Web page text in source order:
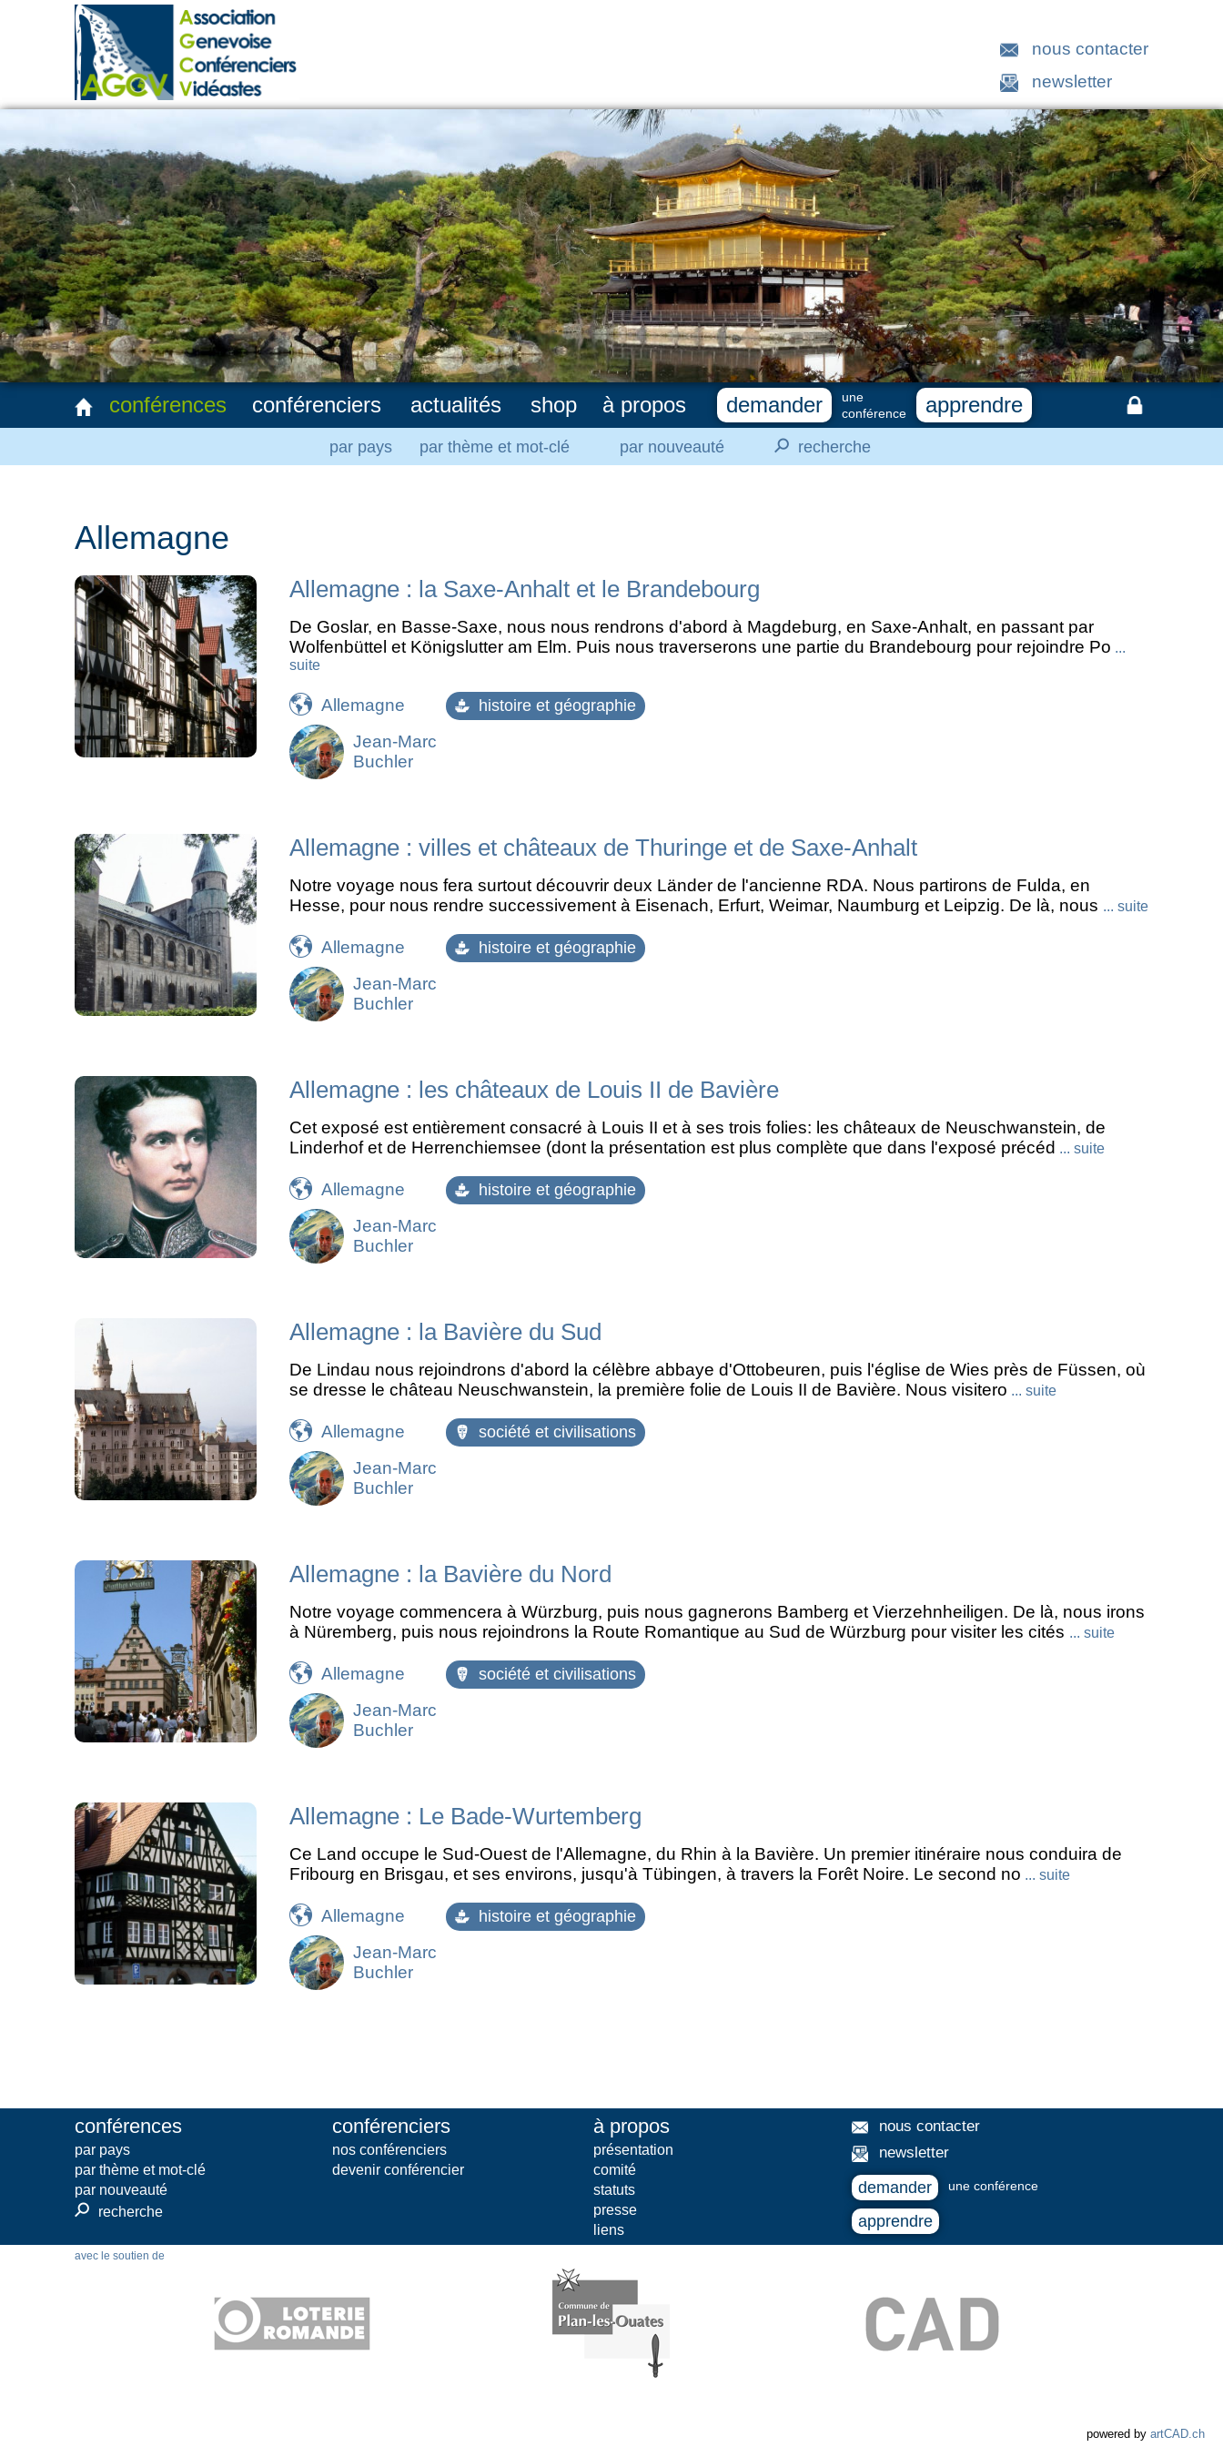
nous contacter
newsletter
conférences
par pays par thème et mot-clé par nouveauté ⚲ recherche
conférenciers actualités shop à propos demander
une
conférence
apprendre
Allemagne
Allemagne : la Saxe-Anhalt et le Brandebourg
De Goslar, en Basse-Saxe, nous nous rendrons d'abord à Magdeburg, en Saxe-Anhalt, en passant par
Wolfenbüttel et Königslutter am Elm. Puis nous traverserons une partie du Brandebourg pour rejoindre Po ...
suite
Allemagne histoire et géographie
Jean-Marc
Buchler
Allemagne : villes et châteaux de Thuringe et de Saxe-Anhalt
Notre voyage nous fera surtout découvrir deux Länder de l'ancienne RDA. Nous partirons de Fulda, en
Hesse, pour nous rendre successivement à Eisenach, Erfurt, Weimar, Naumburg et Leipzig. De là, nous ... suite
Allemagne histoire et géographie
Jean-Marc
Buchler
Allemagne : les châteaux de Louis II de Bavière
Cet exposé est entièrement consacré à Louis II et à ses trois folies: les châteaux de Neuschwanstein, de
Linderhof et de Herrenchiemsee (dont la présentation est plus complète que dans l'exposé précéd ... suite
Allemagne histoire et géographie
Jean-Marc
Buchler
Allemagne : la Bavière du Sud
De Lindau nous rejoindrons d'abord la célèbre abbaye d'Ottobeuren, puis l'église de Wies près de Füssen, où
se dresse le château Neuschwanstein, la première folie de Louis II de Bavière. Nous visitero ... suite
Allemagne société et civilisations
Jean-Marc
Buchler
Allemagne : la Bavière du Nord
Notre voyage commencera à Würzburg, puis nous gagnerons Bamberg et Vierzehnheiligen. De là, nous irons
à Nüremberg, puis nous rejoindrons la Route Romantique au Sud de Würzburg pour visiter les cités ... suite
Allemagne société et civilisations
Jean-Marc
Buchler
Allemagne : Le Bade-Wurtemberg
Ce Land occupe le Sud-Ouest de l'Allemagne, du Rhin à la Bavière. Un premier itinéraire nous conduira de
Fribourg en Brisgau, et ses environs, jusqu'à Tübingen, à travers la Forêt Noire. Le second no ... suite
Allemagne histoire et géographie
Jean-Marc
Buchler
conférences
par pays
par thème et mot-clé
par nouveauté
⚲ recherche
conférenciers
nos conférenciers
devenir conférencier
à propos
présentation
comité
statuts
presse
liens
nous contacter
newsletter
demander une conférence
apprendre
avec le soutien de
powered by artCAD.ch